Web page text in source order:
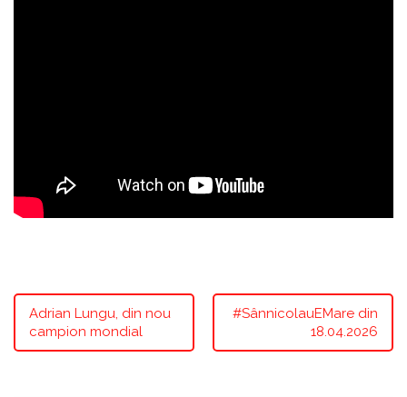
Adrian Lungu, din nou
campion mondial
#SânnicolauEMare din
18.04.2026